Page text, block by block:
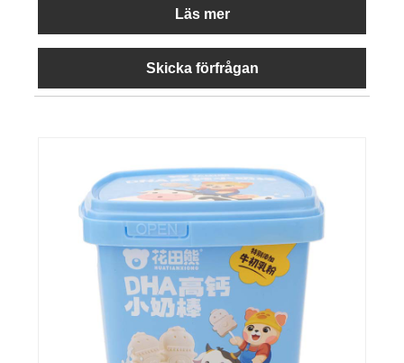
Läs mer
Skicka förfrågan